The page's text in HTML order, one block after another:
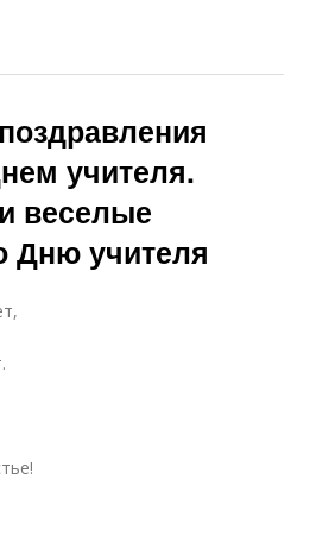
учителя.
веселые
Дню учителя